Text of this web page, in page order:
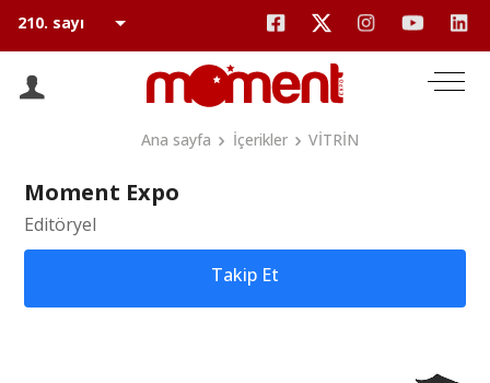
Ana sayfa İçerikler VİTRİN
Moment Expo
Editöryel
Takip Et